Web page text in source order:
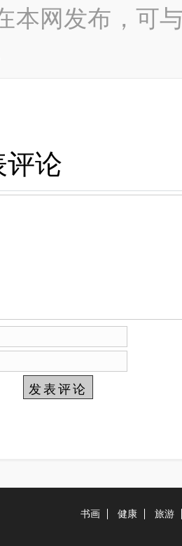
本网发布，可
评论
书画 健康 旅游